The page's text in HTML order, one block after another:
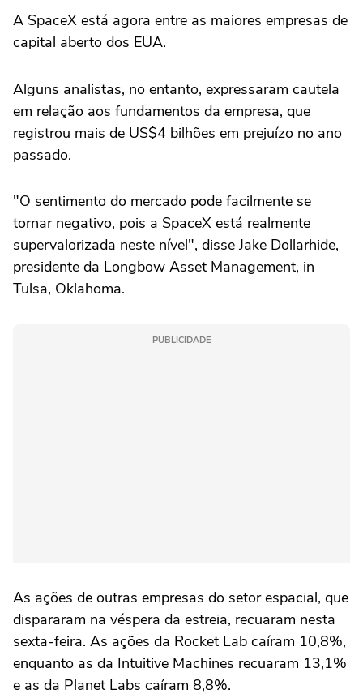
A SpaceX está agora entre as maiores empresas de
capital ‌aberto dos EUA.
Alguns analistas, no entanto, expressaram cautela
em relação aos fundamentos ‌da empresa, que
registrou ⁠mais de US$4 ⁠bilhões em prejuízo no ano
passado.
"O sentimento do mercado pode facilmente se
tornar negativo, ⁠pois a SpaceX está realmente
‌supervalorizada neste nível", disse Jake ‌Dollarhide,
presidente da Longbow Asset Management, in
Tulsa, Oklahoma.
PUBLICIDADE
As ações de outras empresas do setor espacial, que
dispararam na véspera da estreia, recuaram nesta
sexta-feira. As ações da Rocket Lab caíram 10,8%,
enquanto ⁠as da Intuitive Machines recuaram 13,1%
e as da Planet Labs caíram 8,8%.